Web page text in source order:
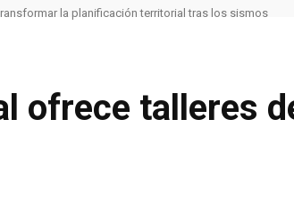
la planificación territorial tras los sismos
ofrece talleres